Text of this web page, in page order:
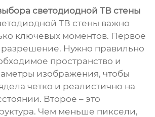
светодиодной ТВ стены
ТВ стены важно
ключевых моментов. Первое
разрешение. Нужно правильно
пространство и
изображения, чтобы
четко и реалистично на
Второе – это
Чем меньше пиксели,